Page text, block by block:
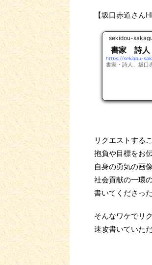
【坂口赤道さん
sekidou-
書家 詩人
https://sekidou-
書家・詩人、坂口
リクエストする
抱負や目標をお
自身の勇気の画
社会貢献の一環
書いてくださった
そんなワケでリ
速攻書いていた